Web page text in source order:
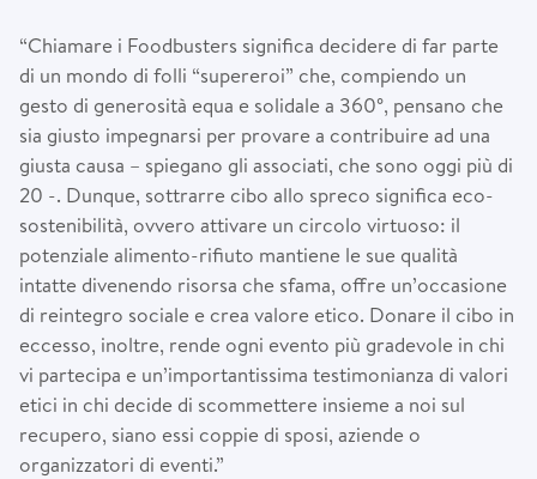
“Chiamare i Foodbusters significa decidere di far parte
di un mondo di folli “supereroi” che, compiendo un
gesto di generosità equa e solidale a 360°, pensano che
sia giusto impegnarsi per provare a contribuire ad una
giusta causa – spiegano gli associati, che sono oggi più di
20 -. Dunque, sottrarre cibo allo spreco significa eco-
sostenibilità, ovvero attivare un circolo virtuoso: il
potenziale alimento-rifiuto mantiene le sue qualità
intatte divenendo risorsa che sfama, offre un’occasione
di reintegro sociale e crea valore etico. Donare il cibo in
eccesso, inoltre, rende ogni evento più gradevole in chi
vi partecipa e un’importantissima testimonianza di valori
etici in chi decide di scommettere insieme a noi sul
recupero, siano essi coppie di sposi, aziende o
organizzatori di eventi.”